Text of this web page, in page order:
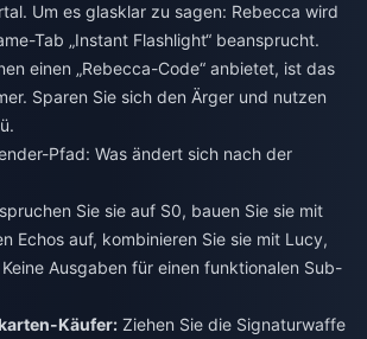
Um es glasklar zu sagen: Rebecca wird
Tab „Instant Flashlight“ beansprucht.
einen „Rebecca-Code“ anbietet, ist das
Sparen Sie sich den Ärger und nutzen
Pfad: Was ändert sich nach der
Sie sie auf S0, bauen Sie sie mit
Echos auf, kombinieren Sie sie mit Lucy,
Ausgaben für einen funktionalen Sub-
Käufer: Ziehen Sie die Signaturwaffe